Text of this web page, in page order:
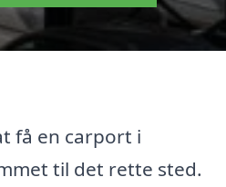
få en carport i
til det rette sted.